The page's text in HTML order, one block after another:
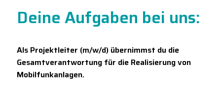
Deine Aufgaben bei uns:
Als Projektleiter (m/w/d) übernimmst du die
Gesamtverantwortung für die Realisierung von
Mobilfunkanlagen.